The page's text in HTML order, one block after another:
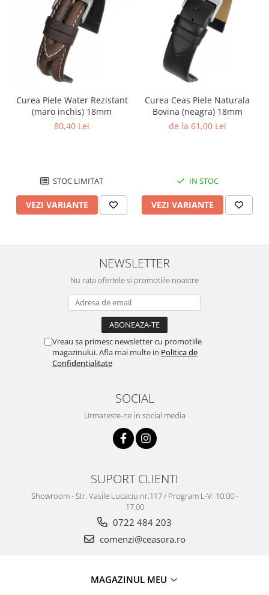
Curea Piele Water Rezistant
(maro inchis) 18mm
80,40 Lei
STOC LIMITAT
VEZI VARIANTE
Curea Ceas Piele Naturala
Bovina (neagra) 18mm
de la 61,00 Lei
IN STOC
VEZI VARIANTE
NEWSLETTER
Nu rata ofertele si promotiile noastre
Vreau sa primesc newsletter cu promotiile
magazinului. Afla mai multe in Politica de
Confidentialitate
SOCIAL
Urmareste-ne in social media
SUPORT CLIENTI
Showroom - Str. Vasile Lucaciu nr.117 / Program L-V: 10.00 -
17.00
0722 484 203
comenzi@ceasora.ro
MAGAZINUL MEU